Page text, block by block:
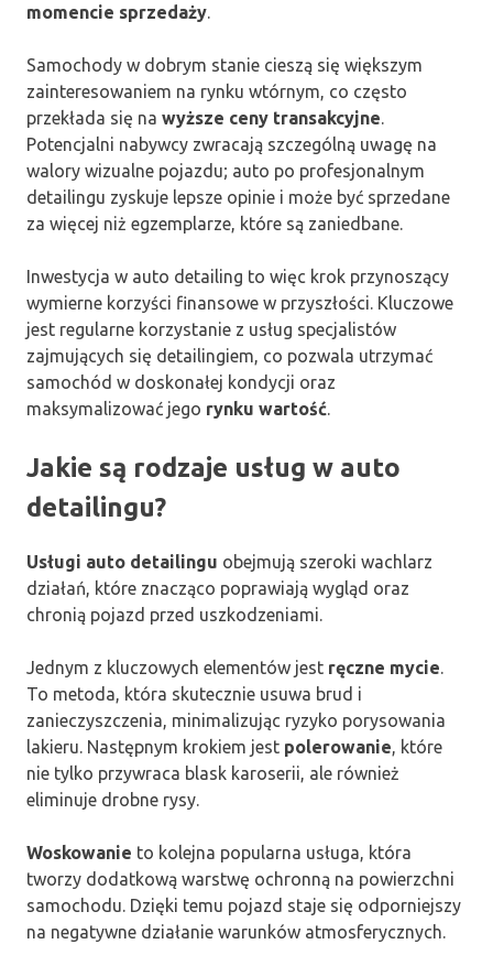
momencie sprzedaży
Samochody w dobrym stanie cieszą się większym
zainteresowaniem na rynku wtórnym, co często
przekłada się na wyższe ceny transakcyjne
Potencjalni nabywcy zwracają szczególną uwagę na
walory wizualne pojazdu; auto po profesjonalnym
detailingu zyskuje lepsze opinie i może być sprzedane
za więcej niż egzemplarze, które są zaniedbane.
Inwestycja w auto detailing to więc krok przynoszący
wymierne korzyści finansowe w przyszłości. Kluczowe
jest regularne korzystanie z usług specjalistów
zajmujących się detailingiem, co pozwala utrzymać
samochód w doskonałej kondycji oraz
maksymalizować jego rynku wartość
Jakie są rodzaje usług w auto
detailingu?
Usługi auto detailingu obejmują szeroki wachlarz
działań, które znacząco poprawiają wygląd oraz
chronią pojazd przed uszkodzeniami.
Jednym z kluczowych elementów jest ręczne mycie.
To metoda, która skutecznie usuwa brud i
zanieczyszczenia, minimalizując ryzyko porysowania
lakieru. Następnym krokiem jest polerowanie, które
nie tylko przywraca blask karoserii, ale również
eliminuje drobne rysy.
Woskowanie to kolejna popularna usługa, która
tworzy dodatkową warstwę ochronną na powierzchni
samochodu. Dzięki temu pojazd staje się odporniejszy
na negatywne działanie warunków atmosferycznych.